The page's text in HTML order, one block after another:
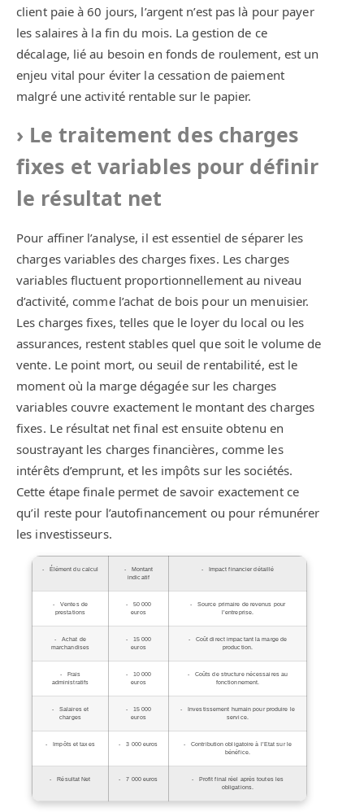
client paie à 60 jours, l’argent n’est pas là pour payer
les salaires à la fin du mois. La gestion de ce
décalage, lié au besoin en fonds de roulement, est un
enjeu vital pour éviter la cessation de paiement
malgré une activité rentable sur le papier.
Le traitement des charges
fixes et variables pour définir
le résultat net
Pour affiner l’analyse, il est essentiel de séparer les
charges variables des charges fixes. Les charges
variables fluctuent proportionnellement au niveau
d’activité, comme l’achat de bois pour un menuisier.
Les charges fixes, telles que le loyer du local ou les
assurances, restent stables quel que soit le volume de
vente. Le point mort, ou seuil de rentabilité, est le
moment où la marge dégagée sur les charges
variables couvre exactement le montant des charges
fixes. Le résultat net final est ensuite obtenu en
soustrayant les charges financières, comme les
intérêts d’emprunt, et les impôts sur les sociétés.
Cette étape finale permet de savoir exactement ce
qu’il reste pour l’autofinancement ou pour rémunérer
les investisseurs.
Élément du calcul
Montant
indicatif
Impact financier détaillé
Ventes de
prestations
50 000
euros
Source primaire de revenus pour
l’entreprise.
Achat de
marchandises
15 000
euros
Coût direct impactant la marge de
production.
Frais
administratifs
10 000
euros
Coûts de structure nécessaires au
fonctionnement.
Salaires et
charges
15 000
euros
Investissement humain pour produire le
service.
Impôts et taxes 3 000 euros
Contribution obligatoire à l’Etat sur le
bénéfice.
Résultat Net 7 000 euros
Profit final réel après toutes les
obligations.